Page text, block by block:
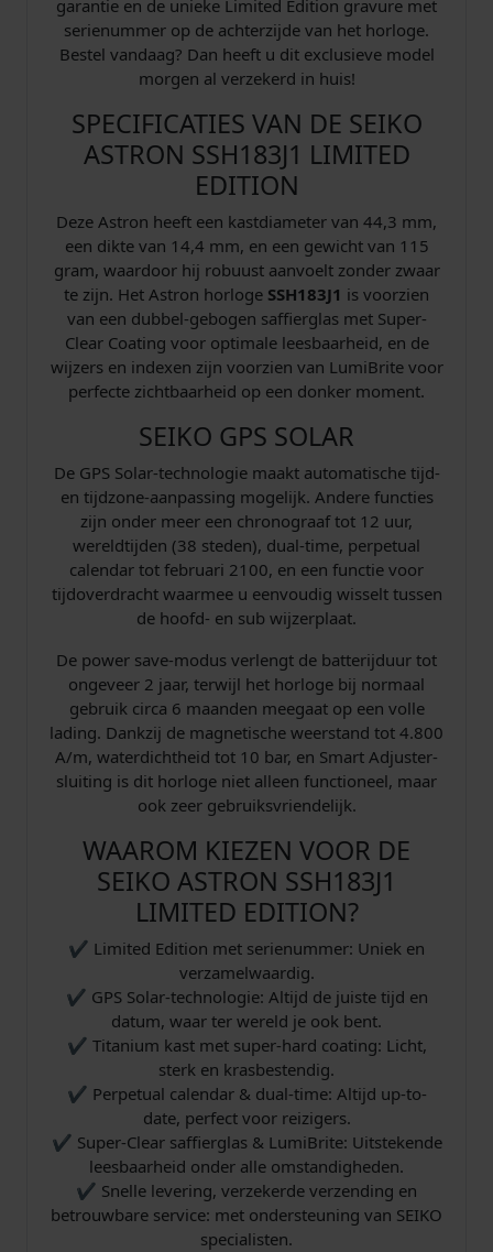
garantie en de unieke Limited Edition gravure met
serienummer op de achterzijde van het horloge.
Bestel vandaag? Dan heeft u dit exclusieve model
morgen al verzekerd in huis!
SPECIFICATIES VAN DE SEIKO
ASTRON SSH183J1 LIMITED
EDITION
Deze Astron heeft een kastdiameter van 44,3 mm,
een dikte van 14,4 mm, en een gewicht van 115
gram, waardoor hij robuust aanvoelt zonder zwaar
te zijn. Het Astron horloge SSH183J1 is voorzien
van een dubbel-gebogen saffierglas met Super-
Clear Coating voor optimale leesbaarheid, en de
wijzers en indexen zijn voorzien van LumiBrite voor
perfecte zichtbaarheid op een donker moment.
SEIKO GPS SOLAR
De GPS Solar-technologie maakt automatische tijd-
en tijdzone-aanpassing mogelijk. Andere functies
zijn onder meer een chronograaf tot 12 uur,
wereldtijden (38 steden), dual-time, perpetual
calendar tot februari 2100, en een functie voor
tijdoverdracht waarmee u eenvoudig wisselt tussen
de hoofd- en sub wijzerplaat.
De power save-modus verlengt de batterijduur tot
ongeveer 2 jaar, terwijl het horloge bij normaal
gebruik circa 6 maanden meegaat op een volle
lading. Dankzij de magnetische weerstand tot 4.800
A/m, waterdichtheid tot 10 bar, en Smart Adjuster-
sluiting is dit horloge niet alleen functioneel, maar
ook zeer gebruiksvriendelijk.
WAAROM KIEZEN VOOR DE
SEIKO ASTRON SSH183J1
LIMITED EDITION?
✔ Limited Edition met serienummer: Uniek en
verzamelwaardig.
✔ GPS Solar-technologie: Altijd de juiste tijd en
datum, waar ter wereld je ook bent.
✔ Titanium kast met super-hard coating: Licht,
sterk en krasbestendig.
✔ Perpetual calendar & dual-time: Altijd up-to-
date, perfect voor reizigers.
✔ Super-Clear saffierglas & LumiBrite: Uitstekende
leesbaarheid onder alle omstandigheden.
✔ Snelle levering, verzekerde verzending en
betrouwbare service: met ondersteuning van SEIKO
specialisten.